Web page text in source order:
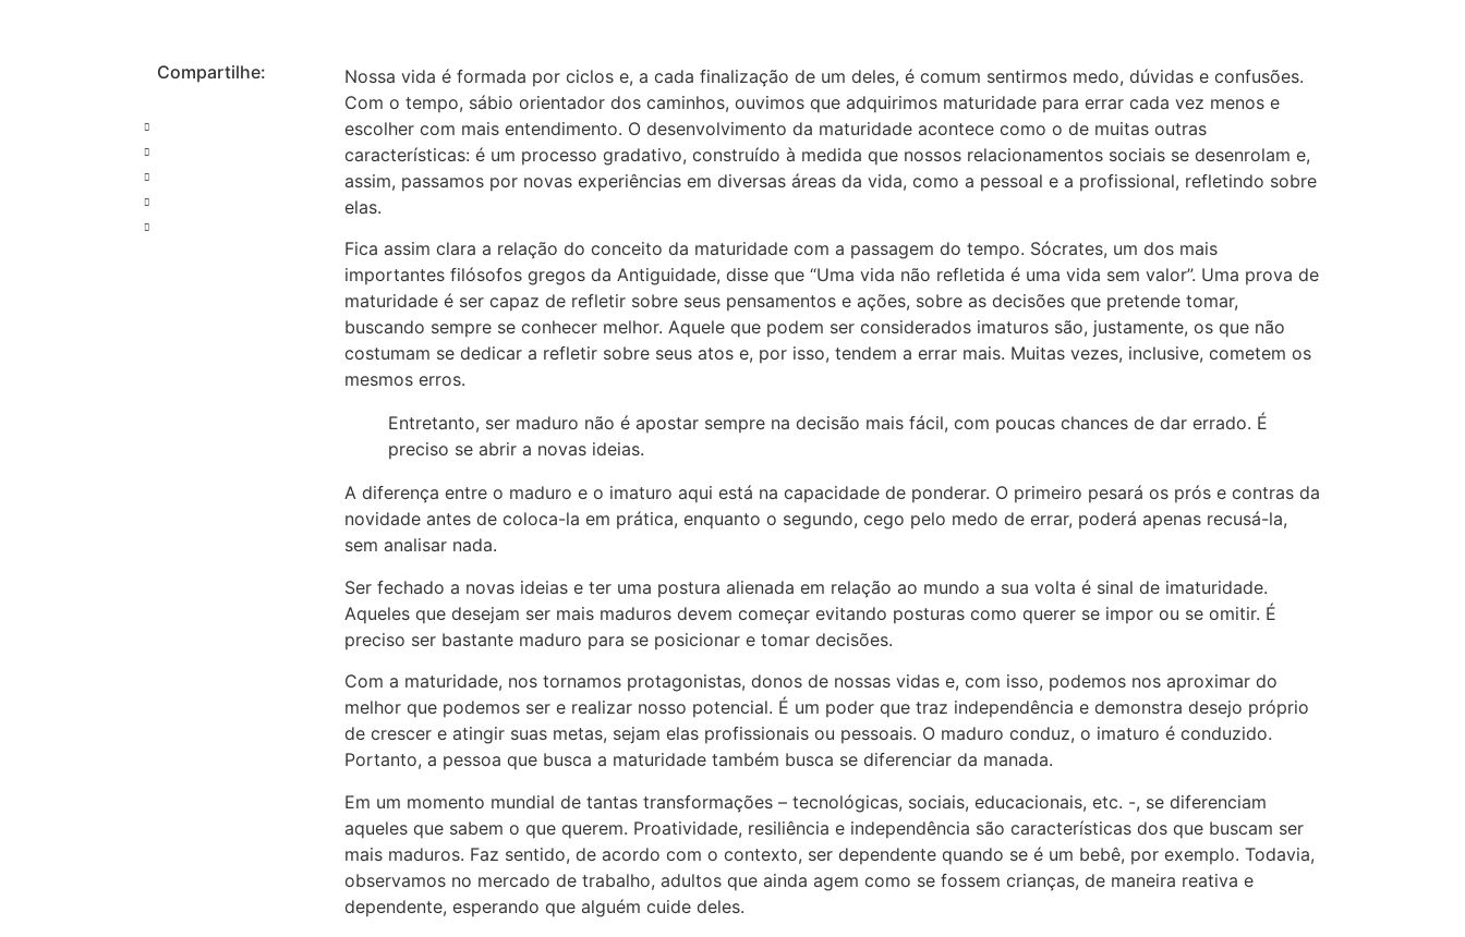
Compartilhe:
Nossa vida é formada por ciclos e, a cada finalização de um deles, é comum sentirmos medo, dúvidas e confusões.
Com o tempo, sábio orientador dos caminhos, ouvimos que adquirimos maturidade para errar cada vez menos e
escolher com mais entendimento. O desenvolvimento da maturidade acontece como o de muitas outras
características: é um processo gradativo, construído à medida que nossos relacionamentos sociais se desenrolam e,
assim, passamos por novas experiências em diversas áreas da vida, como a pessoal e a profissional, refletindo sobre
elas.
Fica assim clara a relação do conceito da maturidade com a passagem do tempo. Sócrates, um dos mais
importantes filósofos gregos da Antiguidade, disse que “Uma vida não refletida é uma vida sem valor”. Uma prova de
maturidade é ser capaz de refletir sobre seus pensamentos e ações, sobre as decisões que pretende tomar,
buscando sempre se conhecer melhor. Aquele que podem ser considerados imaturos são, justamente, os que não
costumam se dedicar a refletir sobre seus atos e, por isso, tendem a errar mais. Muitas vezes, inclusive, cometem os
mesmos erros.
Entretanto, ser maduro não é apostar sempre na decisão mais fácil, com poucas chances de dar errado. É
preciso se abrir a novas ideias.
A diferença entre o maduro e o imaturo aqui está na capacidade de ponderar. O primeiro pesará os prós e contras da
novidade antes de coloca-la em prática, enquanto o segundo, cego pelo medo de errar, poderá apenas recusá-la,
sem analisar nada.
Ser fechado a novas ideias e ter uma postura alienada em relação ao mundo a sua volta é sinal de imaturidade.
Aqueles que desejam ser mais maduros devem começar evitando posturas como querer se impor ou se omitir. É
preciso ser bastante maduro para se posicionar e tomar decisões.
Com a maturidade, nos tornamos protagonistas, donos de nossas vidas e, com isso, podemos nos aproximar do
melhor que podemos ser e realizar nosso potencial. É um poder que traz independência e demonstra desejo próprio
de crescer e atingir suas metas, sejam elas profissionais ou pessoais. O maduro conduz, o imaturo é conduzido.
Portanto, a pessoa que busca a maturidade também busca se diferenciar da manada.
Em um momento mundial de tantas transformações – tecnológicas, sociais, educacionais, etc. -, se diferenciam
aqueles que sabem o que querem. Proatividade, resiliência e independência são características dos que buscam ser
mais maduros. Faz sentido, de acordo com o contexto, ser dependente quando se é um bebê, por exemplo. Todavia,
observamos no mercado de trabalho, adultos que ainda agem como se fossem crianças, de maneira reativa e
dependente, esperando que alguém cuide deles.